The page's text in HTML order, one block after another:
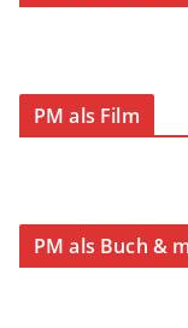
PM als Film
PM als Buch &